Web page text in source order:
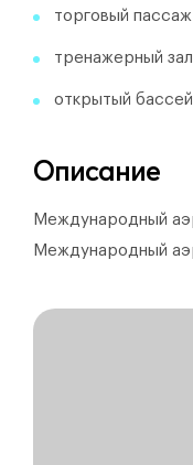
торговый пассаж
тренажерный зал
открытый
Описание
Международный
Международный